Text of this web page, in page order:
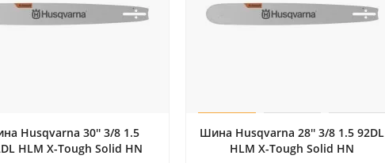
Husqvarna 30'' 3/8 1.5
HLM X-Tough Solid HN
Шина Husqvarna 28'' 3/8 1.5 92DL
HLM X-Tough Solid HN